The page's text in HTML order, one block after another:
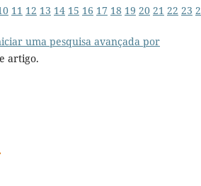
11 12 13 14 15 16 17 18 19 20 21 22 23
uma pesquisa avançada por
artigo.